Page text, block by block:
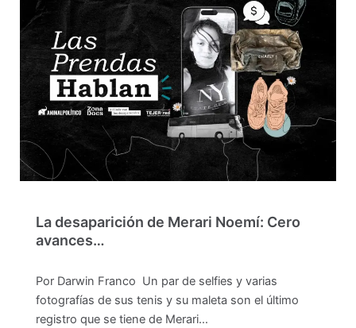
La desaparición de Merari Noemí: Cero
avances…
Por Darwin Franco Un par de selfies y varias
fotografías de sus tenis y su maleta son el último
registro que se tiene de Merari…